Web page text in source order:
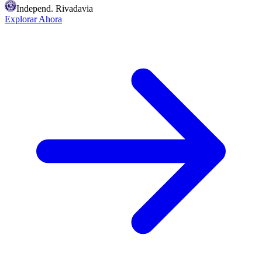
Independ. Rivadavia
Explorar Ahora